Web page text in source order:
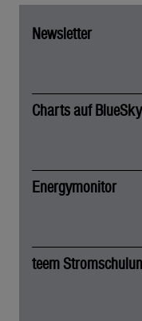
Newsletter
Charts auf BlueSky
Energymonitor
teem